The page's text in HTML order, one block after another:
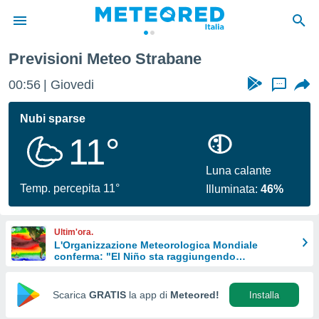
di
per
le
di
Web
Previsioni Meteo Strabane
00:56 Giovedi ...
Nubi sparse
11°
Temp. percepita 11°
Luna calante
Illuminata:46%
Ultim'ora.
L'Organizzazione Meteorologica Mondiale
conferma: "El Niño sta raggiungendo
Scarica GRATIS la app di Meteored! Installa